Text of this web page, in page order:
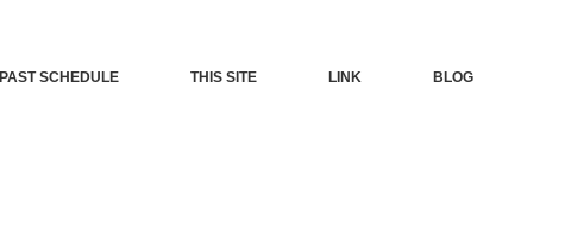
PAST SCHEDULE THIS SITE LINK BLOG